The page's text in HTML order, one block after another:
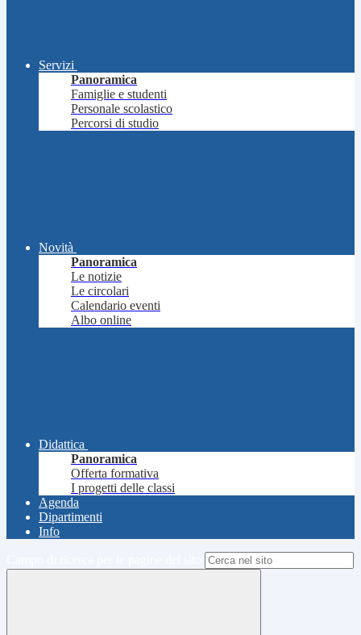
Servizi
Panoramica
Famiglie e studenti
Personale scolastico
Percorsi di studio
Novità
Panoramica
Le notizie
Le circolari
Calendario eventi
Albo online
Didattica
Panoramica
Offerta formativa
I progetti delle classi
Agenda
Dipartimenti
Info